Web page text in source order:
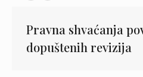
Pravna shvaćanja
dopuštenih revizija